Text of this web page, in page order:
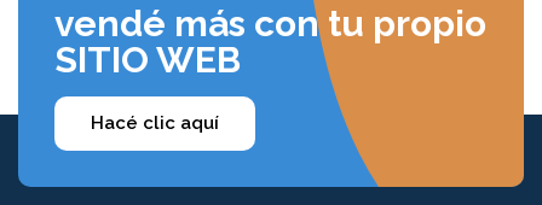
vendé más con tu propio
SITIO WEB
Hacé clic aquí